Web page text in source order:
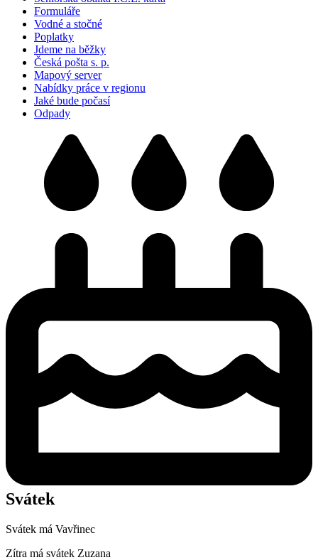
Formuláře
Vodné a stočné
Poplatky
Jdeme na běžky
Česká pošta s. p.
Mapový server
Nabídky práce v regionu
Jaké bude počasí
Odpady
Svátek
Svátek má Vavřinec
Zítra má svátek Zuzana